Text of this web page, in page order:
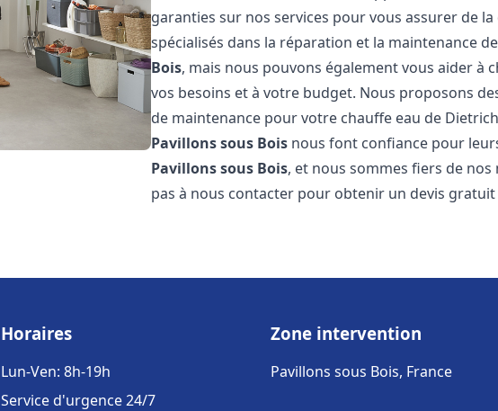
garanties sur nos services pour vous assurer de
spécialisés dans la réparation et la maintenance
Bois, mais nous pouvons également vous aider à
vos besoins et à votre budget. Nous proposons
de maintenance pour votre chauffe eau de Dietrich
Pavillons sous Bois nous font confiance pour
Pavillons sous Bois, et nous sommes fiers de
pas à nous contacter pour obtenir un devis
Horaires
Lun-Ven: 8h-19h
Service d'urgence 24/7
Zone intervention
Pavillons sous Bois, France